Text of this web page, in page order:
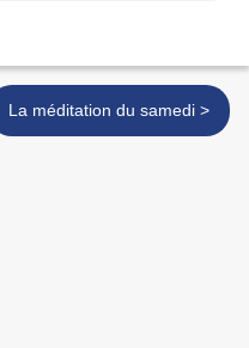
La méditation du samedi >